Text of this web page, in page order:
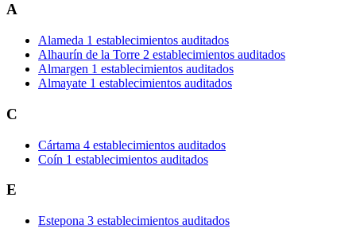
A
Alameda 1 establecimientos auditados
Alhaurín de la Torre 2 establecimientos auditados
Almargen 1 establecimientos auditados
Almayate 1 establecimientos auditados
C
Cártama 4 establecimientos auditados
Coín 1 establecimientos auditados
E
Estepona 3 establecimientos auditados